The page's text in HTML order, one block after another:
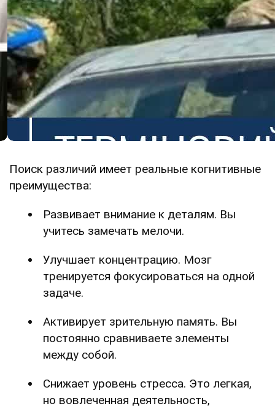
Поиск различий имеет реальные когнитивные
преимущества:
Развивает внимание к деталям. Вы
учитесь замечать мелочи.
Улучшает концентрацию. Мозг
тренируется фокусироваться на одной
задаче.
Активирует зрительную память. Вы
постоянно сравниваете элементы
между собой.
Снижает уровень стресса. Это легкая,
но вовлеченная деятельность,